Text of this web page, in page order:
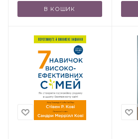
В КОШИК